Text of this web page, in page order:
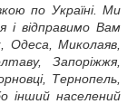
по Україні. Ми
і відправимо Вам
Одеса, Миколаяв,
Запоріжжя,
Тернопель,
інший населений